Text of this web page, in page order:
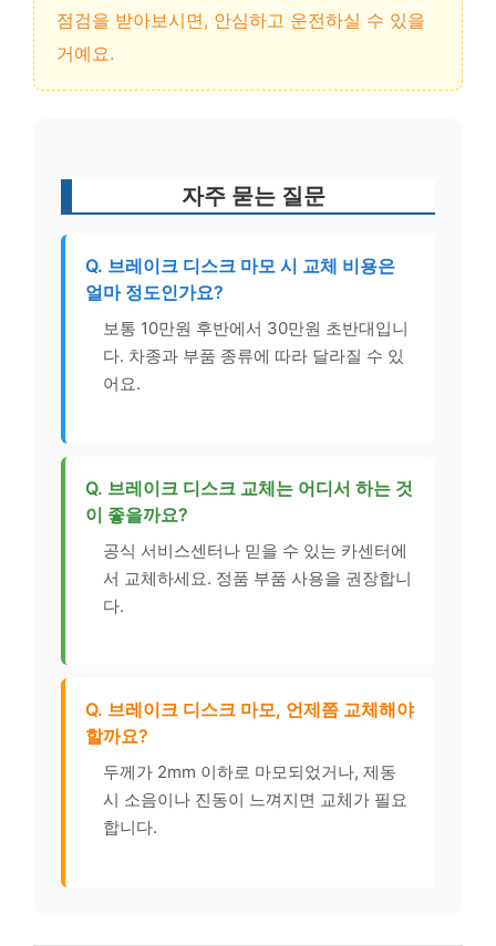
점검을 받아보시면, 안심하고 운전하실 수 있을
거예요.
자주 묻는 질문
Q. 브레이크 디스크 마모 시 교체 비용은
얼마 정도인가요?
보통 10만원 후반에서 30만원 초반대입니
다. 차종과 부품 종류에 따라 달라질 수 있
어요.
Q. 브레이크 디스크 교체는 어디서 하는 것
이 좋을까요?
공식 서비스센터나 믿을 수 있는 카센터에
서 교체하세요. 정품 부품 사용을 권장합니
다.
Q. 브레이크 디스크 마모, 언제쯤 교체해야
할까요?
두께가 2mm 이하로 마모되었거나, 제동
시 소음이나 진동이 느껴지면 교체가 필요
합니다.